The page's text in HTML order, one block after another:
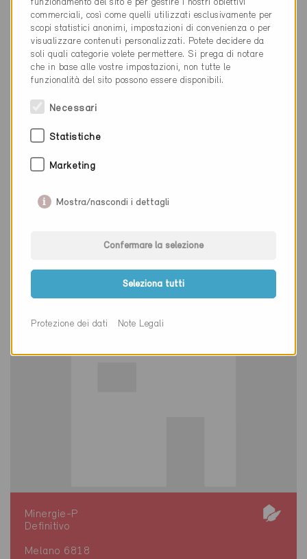
Minergie-P
Melano 6818
Minergie-P
Definitivo
Melano 6818
funzionamento del sito e per gestire i nostri obiettivi
commerciali, così come quelli utilizzati esclusivamente per
scopi statistici anonimi, impostazioni di convenienza o per
visualizzare contenuti personalizzati. Potete decidere da
soli quali categorie volete permettere. Si prega di notare
che in base alle vostre impostazioni, non tutte le
funzionalità del sito possono essere disponibili.
Necessari
Statistiche
Marketing
Mostra/nascondi i dettagli
Confermare la selezione
Seleziona tutti
Protezione dei dati Note Legali